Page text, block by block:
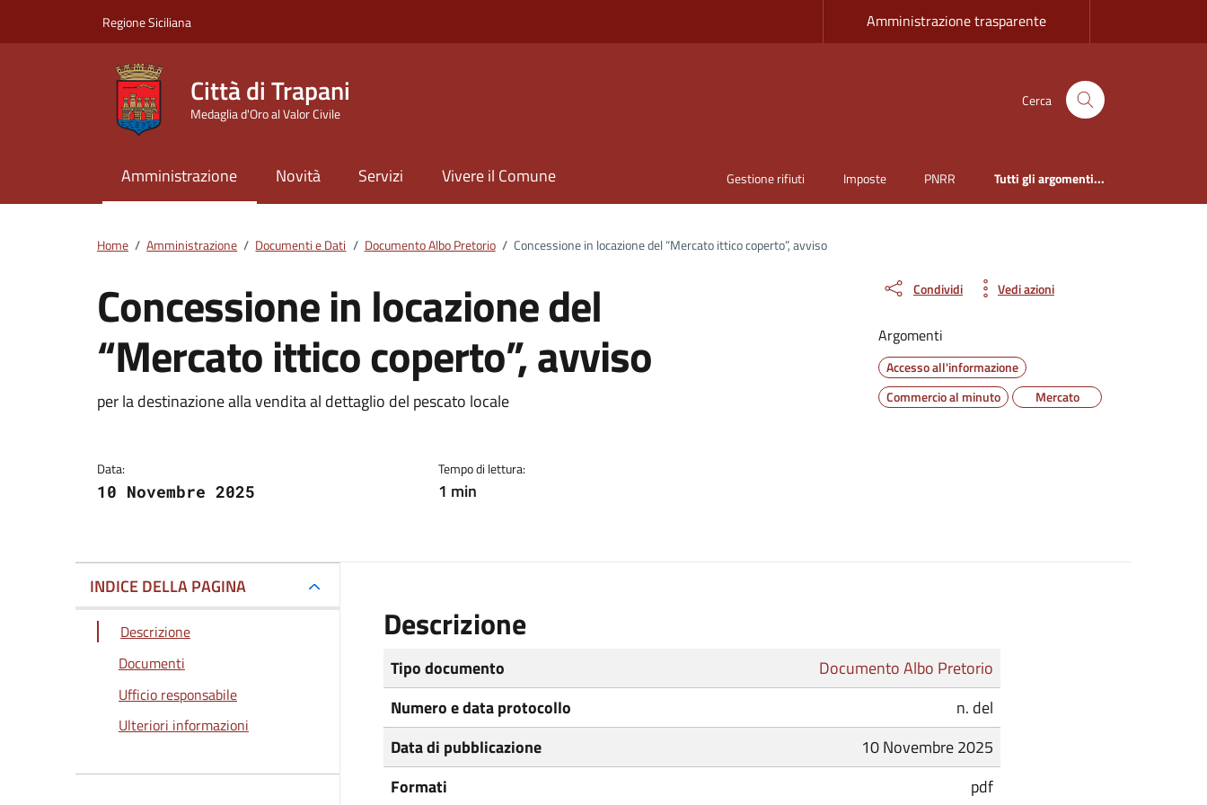
Regione Siciliana Amministrazione trasparente
Città di Trapani
Medaglia d'Oro al Valor Civile
Cerca
Amministrazione Novità Servizi Vivere il Comune Gestione rifiuti Imposte PNRR Tutti gli argomenti...
Home / Amministrazione / Documenti e Dati / Documento Albo Pretorio / Concessione in locazione del “Mercato ittico coperto”, avviso
Concessione in locazione del
“Mercato ittico coperto”, avviso
Dettagli del documento
per la destinazione alla vendita al dettaglio del pescato locale
Data:
10 Novembre 2025
Tempo di lettura:
1 min
Condividi Vedi azioni
Argomenti
Accesso all'informazione
Commercio al minuto
Mercato
INDICE DELLA PAGINA
Descrizione
Documenti
Ufficio responsabile
Ulteriori informazioni
Descrizione
Tipo documento
Documento Albo Pretorio
Numero e data protocollo
n. del
Data di pubblicazione
10 Novembre 2025
Formati
pdf